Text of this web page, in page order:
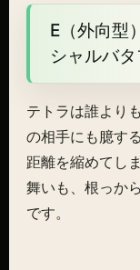
E（外向型
シャルバタ
テトラは誰より
の相手にも臆す
距離を縮めてし
舞いも、根っか
です。